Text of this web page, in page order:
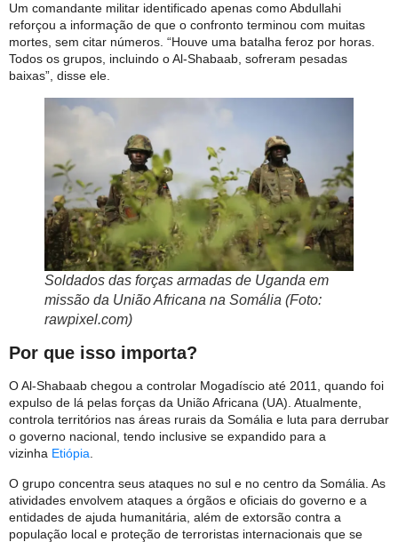
Um comandante militar identificado apenas como Abdullahi
reforçou a informação de que o confronto terminou com muitas
mortes, sem citar números. “Houve uma batalha feroz por horas.
Todos os grupos, incluindo o Al-Shabaab, sofreram pesadas
baixas”, disse ele.
Soldados das forças armadas de Uganda em
missão da União Africana na Somália (Foto:
rawpixel.com)
Por que isso importa?
O Al-Shabaab chegou a controlar Mogadíscio até 2011, quando foi
expulso de lá pelas forças da União Africana (UA). Atualmente,
controla territórios nas áreas rurais da Somália e luta para derrubar
o governo nacional, tendo inclusive se expandido para a
vizinha Etiópia.
O grupo concentra seus ataques no sul e no centro da Somália. As
atividades envolvem ataques a órgãos e oficiais do governo e a
entidades de ajuda humanitária, além de extorsão contra a
população local e proteção de terroristas internacionais que se